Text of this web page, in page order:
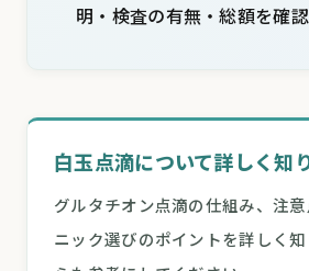
明・検査の有無・総額を確
白玉点滴について詳しく知
グルタチオン点滴の仕組み、注
ニック選びのポイントを詳しく